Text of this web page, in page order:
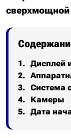
сверхмощной
Дисплей
Система
Камеры
Дата